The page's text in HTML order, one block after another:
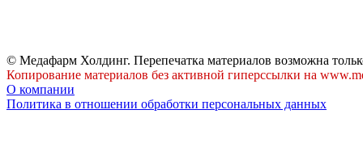
© Медафарм Холдинг. Перепечатка материалов возможна
Копирование материалов без активной гиперссылки на
О компании
Политика в отношении обработки персональных данных